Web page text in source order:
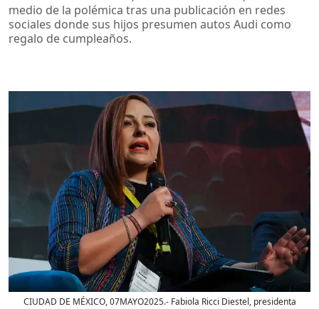
medio de la polémica tras una publicación en redes
sociales donde sus hijos presumen autos Audi como
regalo de cumpleaños.
CIUDAD DE MÉXICO, 07MAYO2025.- Fabiola Ricci Diestel, presidenta